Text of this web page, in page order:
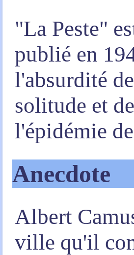
"La Peste"
publié en
l'absurdité
solitude et
l'épidémie
Anecdote
Albert
ville qu'il